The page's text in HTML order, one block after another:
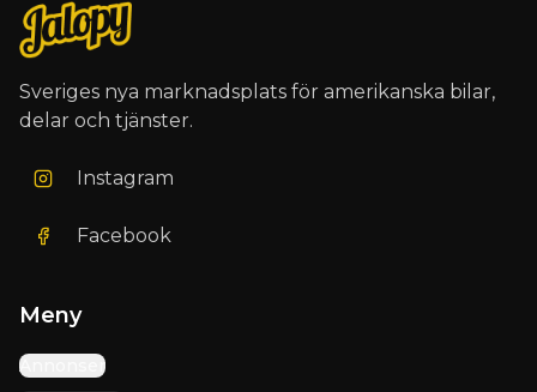
Sveriges nya marknadsplats för amerikanska bilar,
delar och tjänster.
Instagram
Facebook
Meny
Annonser